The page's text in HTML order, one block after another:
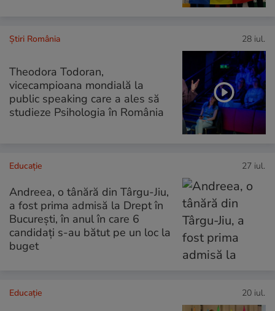
Știri România 28 iul.
Theodora Todoran,
vicecampioana mondială la
public speaking care a ales să
studieze Psihologia în România
Educație 27 iul.
Andreea, o tânără din Târgu-Jiu,
a fost prima admisă la Drept în
București, în anul în care 6
candidați s-au bătut pe un loc la
buget
Educație 20 iul.